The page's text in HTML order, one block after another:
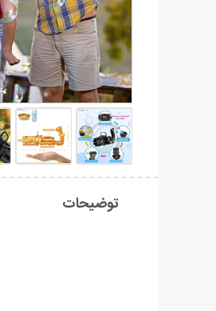
توضیحات